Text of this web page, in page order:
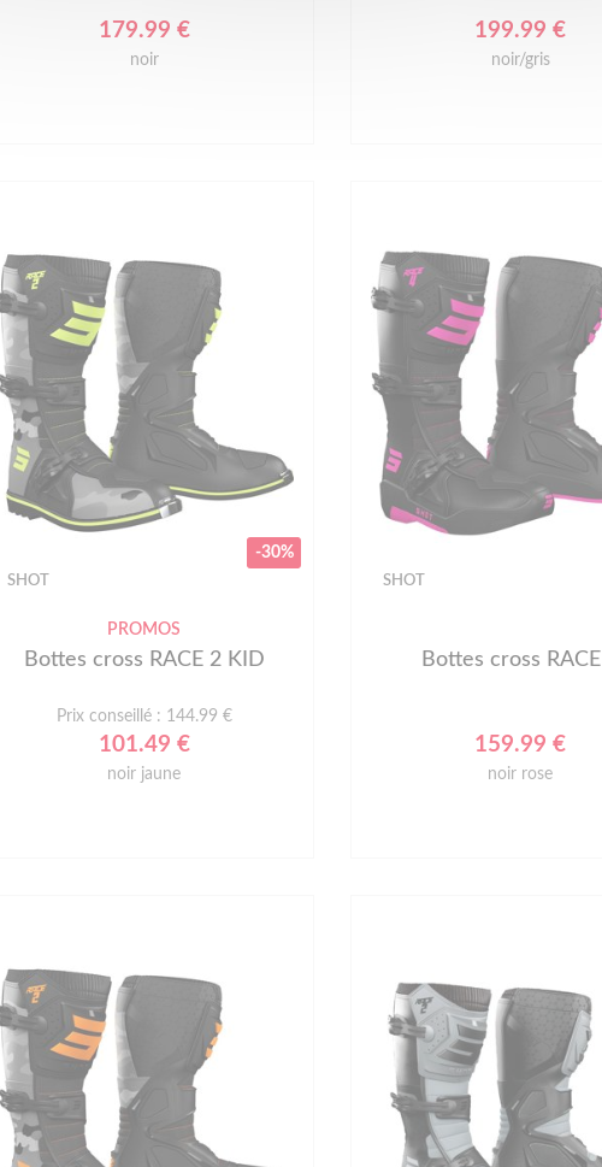
179.99 €
noir
199.99 €
noir/gris
-30%
SHOT
PROMOS
Bottes cross RACE 2 KID
Prix conseillé : 144.99 €
101.49 €
noir jaune
SHOT
Bottes cross
159.99 €
noir rose